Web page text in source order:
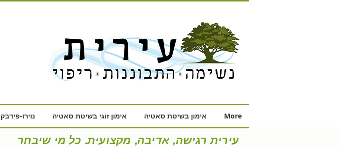
נוירו-פידבק אימון זוגי בשיטת סאטיה אימון בשיטת סאטיה More
עירית רגישה, אדיבה, מקצועית. כל מי שיבחר